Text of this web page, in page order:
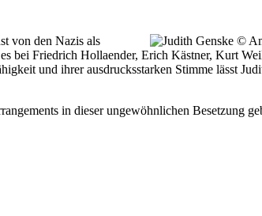
von den Nazis als
bei Friedrich Hollaender, Erich Kästner, Kurt
und ihrer ausdrucksstarken Stimme lässt
in dieser ungewöhnlichen Besetzung